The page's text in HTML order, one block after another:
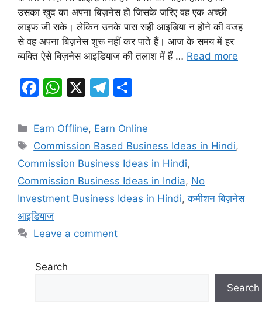
उसका खुद का अपना बिज़नेस हो जिसके जरिए वह एक अच्छी
लाइफ जी सके। लेकिन उनके पास सही आइडिया न होने की वजह
से वह अपना बिज़नेस शुरू नहीं कर पाते हैं। आज के समय में हर
व्यक्ति ऐसे बिज़नेस आइडियाज की तलाश में हैं … Read more
F
c
e
b
o
o
k
W
at
s
A
p
p
X
T
e
gr
a
m
ar
e
Categories
Earn Offline, Earn Online
Tags
Commission Based Business Ideas in Hindi,
Commission Business Ideas in Hindi,
Commission Business Ideas in India, No
Investment Business Ideas in Hindi,कमीशन बिज़नेस
आइडियाज
Leave a comment
Search
Search